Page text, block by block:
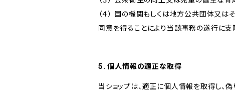
（４） 国の機関もしくは地方公共団体又
同意を得ることにより当該事務の遂行に
5. 個人情報の適正な取得
当ショップは、適正に個人情報を取得し、